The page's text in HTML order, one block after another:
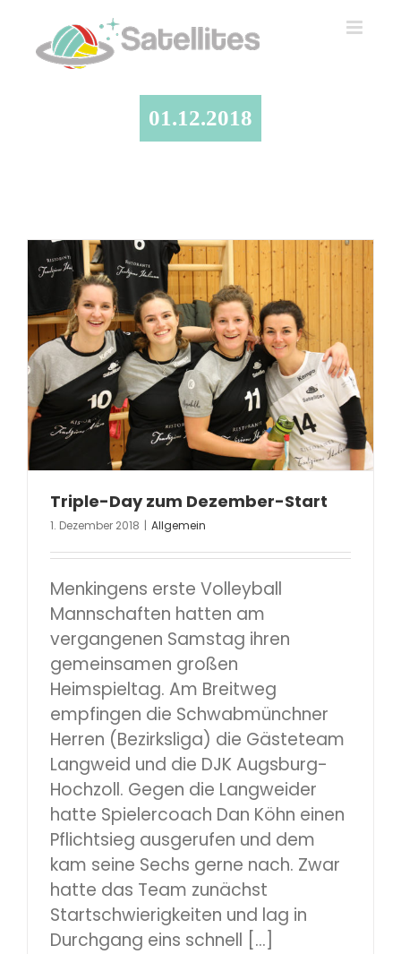
springen
01.12.2018
Triple-Day zum Dezember-Start
1. Dezember 2018 | Allgemein
Menkingens erste Volleyball
Mannschaften hatten am
vergangenen Samstag ihren
gemeinsamen großen
Heimspieltag. Am Breitweg
empfingen die Schwabmünchner
Herren (Bezirksliga) die Gästeteam
Langweid und die DJK Augsburg-
Hochzoll. Gegen die Langweider
hatte Spielercoach Dan Köhn einen
Pflichtsieg ausgerufen und dem
kam seine Sechs gerne nach. Zwar
hatte das Team zunächst
Startschwierigkeiten und lag in
Durchgang eins schnell [...]